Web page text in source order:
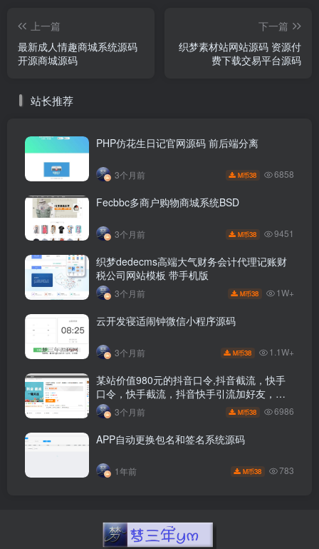
上一篇
最新成人情趣商城系统源码
开源商城源码
下一篇
织梦素材站网站源码 资源付
费下载交易平台源码
站长推荐
PHP仿花生日记官网源码 前后端分离
3个月前 M币38 6858
Fecbbc多商户购物商城系统BSD
3个月前 M币38 9451
织梦dedecms高端大气财务会计代理记账财
税公司网站模板 带手机版
3个月前 M币38 1W+
云开发寝适闹钟微信小程序源码
3个月前 M币38 1.1W+
某站价值980元的抖音口令,抖音截流，快手
口令，快手截流，抖音快手引流加好友，引
流黑科技截流神器
3个月前 M币38 6986
APP自动更换包名和签名系统源码
1年前 M币38 783